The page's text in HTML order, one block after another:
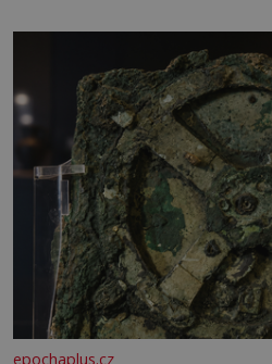
epochaplus.cz